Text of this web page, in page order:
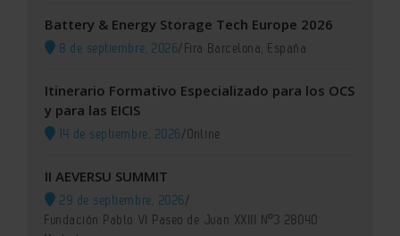
Battery & Energy Storage Tech Europe 2026
8 de septiembre, 2026/Fira Barcelona, España
Itinerario Formativo Especializado para los OCS
y para las EICIS
14 de septiembre, 2026/Online
II AEVERSU SUMMIT
29 de septiembre, 2026/
Fundación Pablo VI Paseo de Juan XXIII Nº3 28040